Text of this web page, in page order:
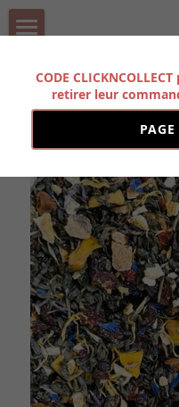
HISTOIRE
CONTACT
Rechercher
Précédent
LES
Toutes les catégories
CODE
retirer leur